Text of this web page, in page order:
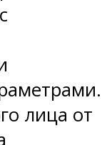
лица от